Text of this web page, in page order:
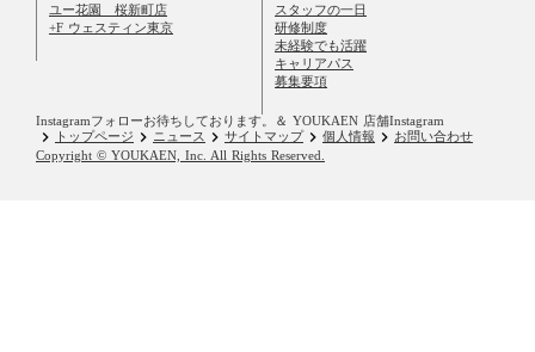
ユー花園 桜新町店
+F ウェスティン東京
スタッフの一日
研修制度
未経験でも活躍
キャリアパス
募集要項
Instagramフォローお待ちしております。 ＆ YOUKAEN 店舗Instagram
keyboard_arrow_right トップページ keyboard_arrow_right ニュース keyboard_arrow_right サイトマップkeyboard_arrow_right 個人情報 keyboard_arrow_right お問い合わせ
Copyright © YOUKAEN, Inc. All Rights Reserved.